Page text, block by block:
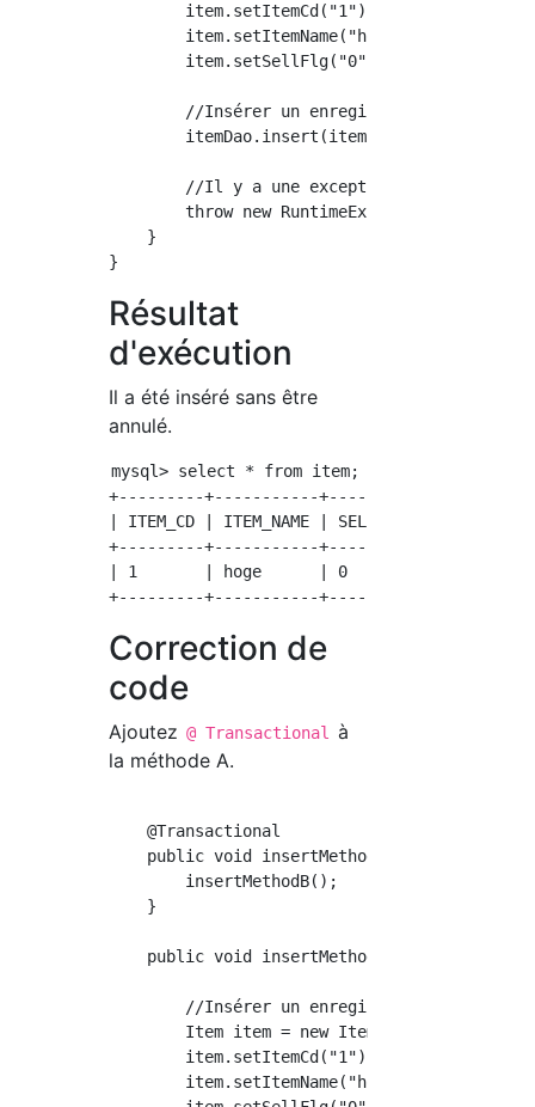
        item.setItemCd("1");
        item.setItemName("hoge");
        item.setSellFlg("0");
        //Insérer un enregistrement
        itemDao.insert(item);
        //Il y a une exception
        throw new RuntimeException();
    }
Résultat
d'exécution
Il a été inséré sans être
annulé.
mysql> select * from item;
+---------+-----------+----------+
| ITEM_CD | ITEM_NAME | SELL_FLG |
+---------+-----------+----------+
| 1       | hoge      | 0        |
Correction de
code
Ajoutez @ Transactional
à
la méthode A.
    @Transactional
    public void insertMethodA() {
        insertMethodB();
    }
    public void insertMethodB() {
        //Insérer un enregistrement prêt
        Item item = new Item();
        item.setItemCd("1");
        item.setItemName("hoge");